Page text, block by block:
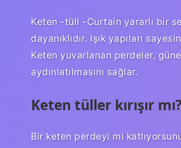
Keten -tüll -Curtain yararlı bir
dayanıklıdır. Işık yapıları
Keten yuvarlanan perdeler,
aydınlatılmasını sağlar.
Keten tüller kırışır
Bir keten perdeyi mi